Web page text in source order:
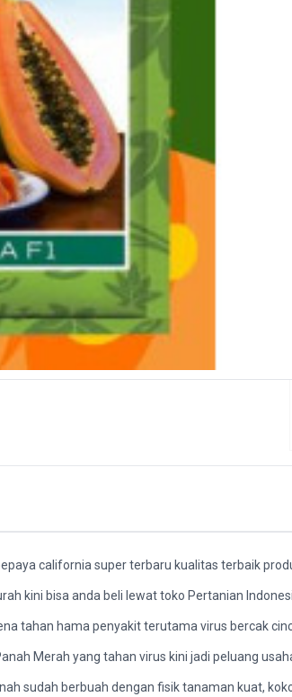
california super terbaru kualitas terbaik
kini bisa anda beli lewat toko Pertanian
tahan hama penyakit terutama virus bercak
Merah yang tahan virus kini jadi peluang
sudah berbuah dengan fisik tanaman kuat,